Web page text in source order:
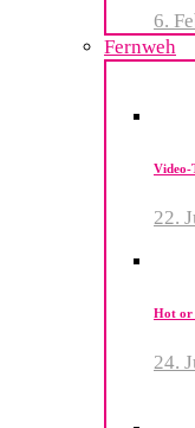
6.
Fernweh
Video-
22.
Hot or
24.